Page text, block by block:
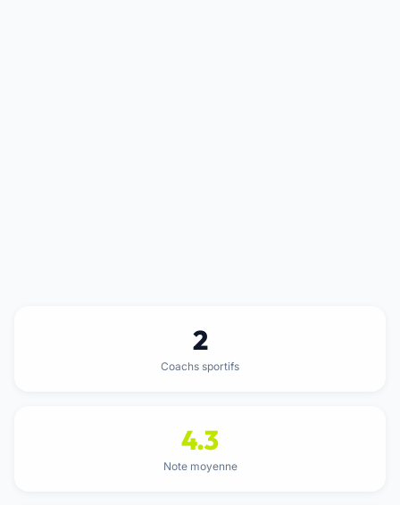
2
Coachs sportifs
4.3
Note moyenne